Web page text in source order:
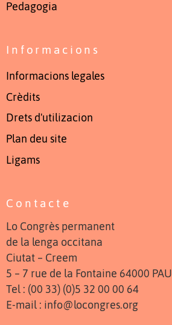
Pedagogia
Informacions
Informacions legales
Crèdits
Drets d'utilizacion
Plan deu site
Ligams
Contacte
Lo Congrès permanent
de la lenga occitana
Ciutat – Creem
5 – 7 rue de la Fontaine 64000 PAU
Tel : (00 33) (0)5 32 00 00 64
E-mail : info@locongres.org